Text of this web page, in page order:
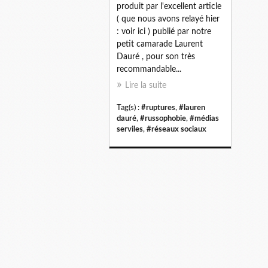
produit par l'excellent article
( que nous avons relayé hier
: voir ici ) publié par notre
petit camarade Laurent
Dauré , pour son très
recommandable...
Lire la suite
Tag(s) : #ruptures, #lauren
dauré, #russophobie, #médias
serviles, #réseaux sociaux